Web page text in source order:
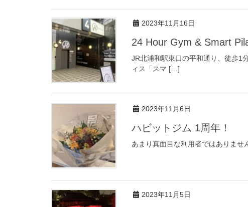
2023年11月16日
24 Hour Gym & Smart
JR北浦和駅東口の平和通り、徒歩1
ィス「スマ […]
2023年11月6日
ハビットジム 1周年！
あまり真面目な利用者ではありませ
2023年11月5日